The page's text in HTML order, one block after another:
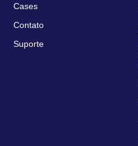
Cases
Contato
Suporte